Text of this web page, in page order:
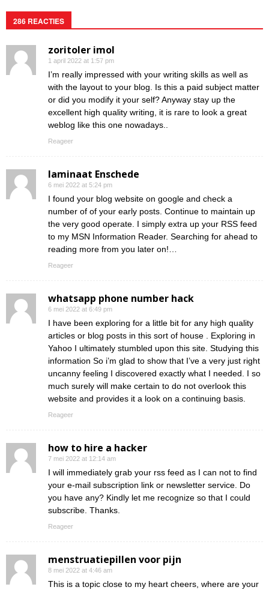
286 REACTIES
zoritoler imol
1 april 2022 at 1:57 pm
I’m really impressed with your writing skills as well as
with the layout to your blog. Is this a paid subject matter
or did you modify it your self? Anyway stay up the
excellent high quality writing, it is rare to look a great
weblog like this one nowadays..
Reageer
laminaat Enschede
6 mei 2022 at 5:24 pm
I found your blog website on google and check a
number of of your early posts. Continue to maintain up
the very good operate. I simply extra up your RSS feed
to my MSN Information Reader. Searching for ahead to
reading more from you later on!…
Reageer
whatsapp phone number hack
6 mei 2022 at 6:49 pm
I have been exploring for a little bit for any high quality
articles or blog posts in this sort of house . Exploring in
Yahoo I ultimately stumbled upon this site. Studying this
information So i’m glad to show that I’ve a very just right
uncanny feeling I discovered exactly what I needed. I so
much surely will make certain to do not overlook this
website and provides it a look on a continuing basis.
Reageer
how to hire a hacker
7 mei 2022 at 12:14 am
I will immediately grab your rss feed as I can not to find
your e-mail subscription link or newsletter service. Do
you have any? Kindly let me recognize so that I could
subscribe. Thanks.
Reageer
menstruatiepillen voor pijn
8 mei 2022 at 4:46 am
This is a topic close to my heart cheers, where are your